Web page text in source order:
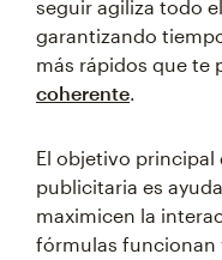
seguir agiliza todo
garantizando
más rápidos que te
coherente.
El objetivo principal
publicitaria es
maximicen la
fórmulas funcionan